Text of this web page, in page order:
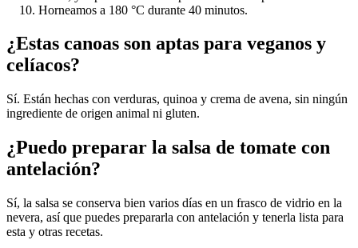
Horneamos a 180 °C durante 40 minutos.
¿Estas canoas son aptas para veganos y
celíacos?
Sí. Están hechas con verduras, quinoa y crema de avena, sin ningún
ingrediente de origen animal ni gluten.
¿Puedo preparar la salsa de tomate con
antelación?
Sí, la salsa se conserva bien varios días en un frasco de vidrio en la
nevera, así que puedes prepararla con antelación y tenerla lista para
esta y otras recetas.